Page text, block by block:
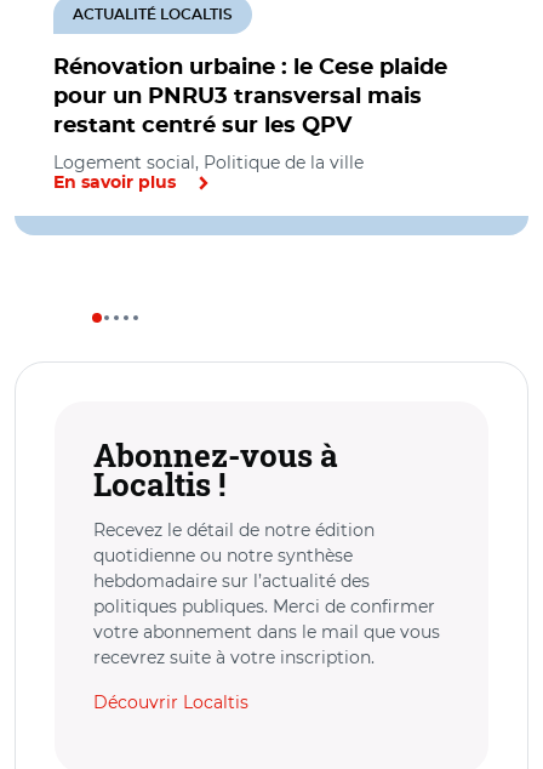
Rénovation urbaine : le Cese plaide
pour un PNRU3 transversal mais
restant centré sur les QPV
ACTUALITÉ LOCALTIS
Logement social, Politique de la ville
En savoir plus
Abonnez-vous à
Localtis !
Recevez le détail de notre édition
quotidienne ou notre synthèse
hebdomadaire sur l’actualité des
politiques publiques. Merci de confirmer
votre abonnement dans le mail que vous
recevrez suite à votre inscription.
Découvrir Localtis